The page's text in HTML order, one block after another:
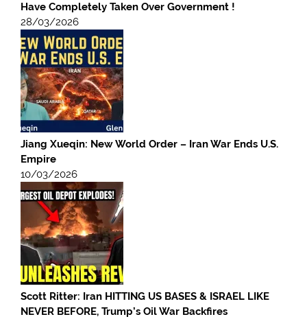
Have Completely Taken Over Government !
28/03/2026
Jiang Xueqin: New World Order – Iran War Ends U.S.
Empire
10/03/2026
Scott Ritter: Iran HITTING US BASES & ISRAEL LIKE
NEVER BEFORE, Trump’s Oil War Backfires